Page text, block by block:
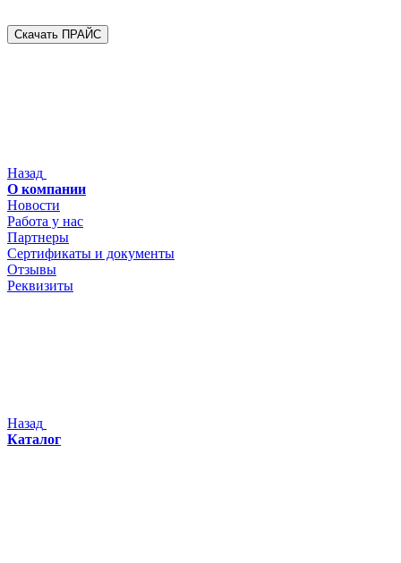
Скачать ПРАЙС
Назад
О компании
Новости
Работа у нас
Партнеры
Сертификаты и документы
Отзывы
Реквизиты
Назад
Каталог